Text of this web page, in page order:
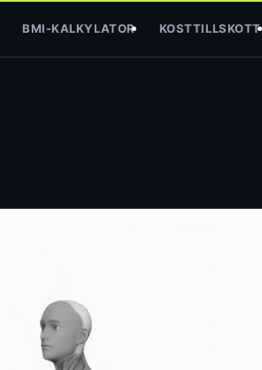
BMI-KALKYLATOR KOSTTILLSKOTT